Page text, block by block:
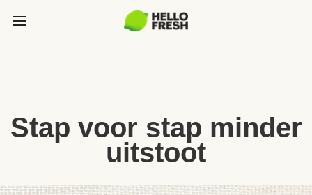
Stap voor stap minder
uitstoot